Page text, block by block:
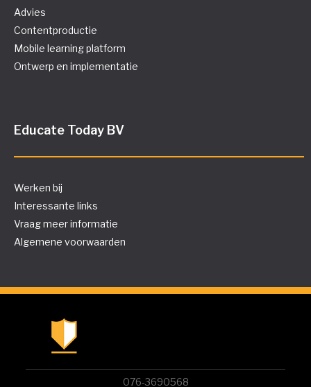
Advies
Contentproductie
Mobile learning platform
Ontwerp en implementatie
Educate Today BV
Werken bij
Interessante links
Vraag meer informatie
Algemene voorwaarden
076-3690568